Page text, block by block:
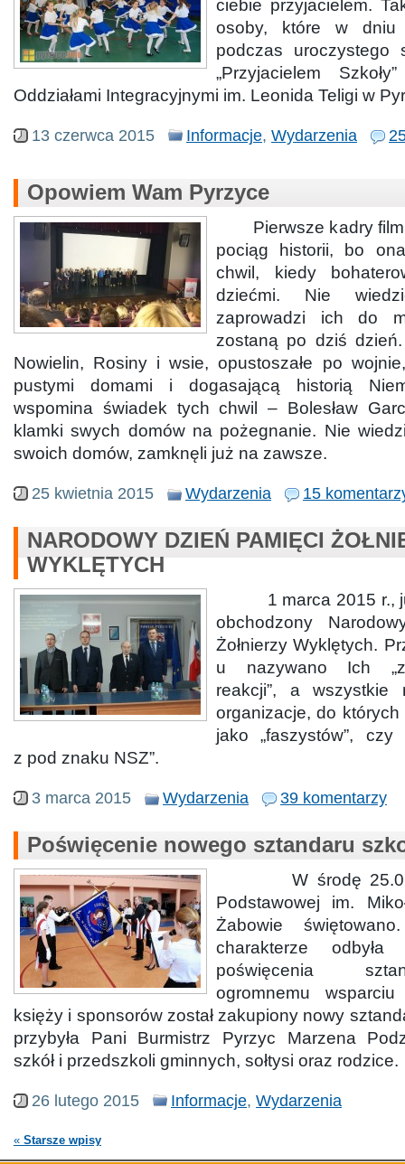
ciebie przyjacielem.
osoby, które w dniu
podczas uroczystego
„Przyjacielem
Oddziałami Integracyjnymi im. Leonida Teligi w
13 czerwca 2015 Informacje, Wydarzenia
Opowiem Wam Pyrzyce
Pierwsze kadry
pociąg historii, bo
chwil, kiedy
dziećmi. Nie
zaprowadzi ich do
zostaną po dziś
Nowielin, Rosiny i wsie, opustoszałe po
pustymi domami i dogasającą historią
wspomina świadek tych chwil – Bolesław
klamki swych domów na pożegnanie. Nie
swoich domów, zamknęli już na zawsze.
25 kwietnia 2015 Wydarzenia 15
NARODOWY DZIEŃ PAMIĘCI
WYKLĘTYCH
1 marca 2015 r.,
obchodzony
Żołnierzy Wyklętych.
u nazywano Ich
reakcji”, a wszystkie
organizacje, do
jako „faszystów”, czy
z pod znaku NSZ”.
3 marca 2015 Wydarzenia 39 komentarzy
Poświęcenie nowego sztandaru
W środę
Podstawowej im.
Żabowie
charakterze
poświęcenia
ogromnemu
księży i sponsorów został zakupiony nowy
przybyła Pani Burmistrz Pyrzyc Marzena
szkół i przedszkoli gminnych, sołtysi oraz rodzice.
26 lutego 2015 Informacje, Wydarzenia
« Starsze wpisy